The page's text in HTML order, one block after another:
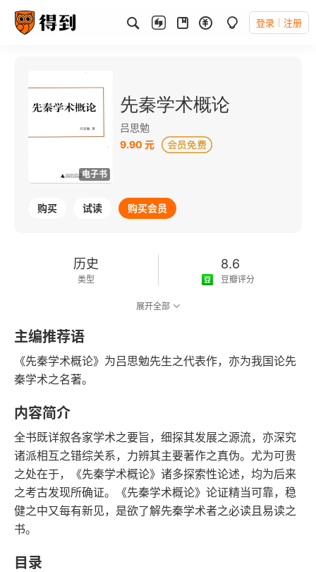
登录 注册
电子书
先秦学术概论
吕思勉
9.90 元
购买 试读 购买会员
历史
类型
8.6
豆瓣评分
2010-12-01
发行日期
展开全部
主编推荐语
《先秦学术概论》为吕思勉先生之代表作，亦为我国论先
秦学术之名著。
内容简介
全书既详叙各家学术之要旨，细探其发展之源流，亦深究
诸派相互之错综关系，力辨其主要著作之真伪。尤为可贵
之处在于，《先秦学术概论》诸多探索性论述，均为后来
之考古发现所确证。《先秦学术概论》论证精当可靠，稳
健之中又每有新见，是欲了解先秦学术者之必读且易读之
书。
目录